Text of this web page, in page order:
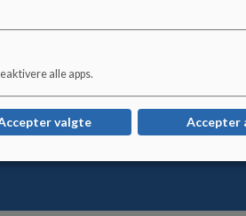
alle apps.
valgte Accepter